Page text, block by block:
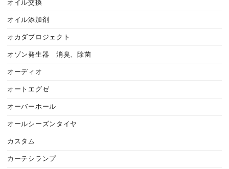
オイル交換
オイル添加剤
オカダプロジェクト
オゾン発生器 消臭、除菌
オーディオ
オートエグゼ
オーバーホール
オールシーズンタイヤ
カスタム
カーテシランプ